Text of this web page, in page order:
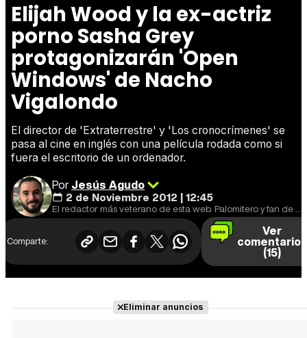
Elijah Wood y la ex-actriz
porno Sasha Grey
protagonizarán 'Open
Windows' de Nacho
Vigalondo
El director de 'Extraterrestre' y 'Los cronocrímenes' se
pasa al cine en inglés con una película rodada como si
fuera el escritorio de un ordenador.
PorJesús Agudo
2 de Noviembre 2012 | 12:45
El redactor más veterano de esta web. Palomitero y fan de que las series estrenen un capítulo por semana.
Comparte:
Ver
comentarios
(15)
Eliminar anuncios